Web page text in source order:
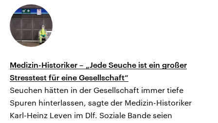
Medizin-Historiker – „Jede Seuche ist ein großer
Stresstest für eine Gesellschaft“
Seuchen hätten in der Gesellschaft immer tiefe
Spuren hinterlassen, sagte der Medizin-Historiker
Karl-Heinz Leven im Dlf. Soziale Bande seien